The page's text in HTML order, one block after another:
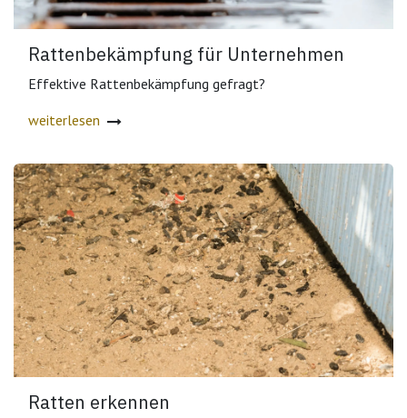
Rattenbekämpfung für Unternehmen
Effektive Rattenbekämpfung gefragt?
weiterlesen
Ratten erkennen